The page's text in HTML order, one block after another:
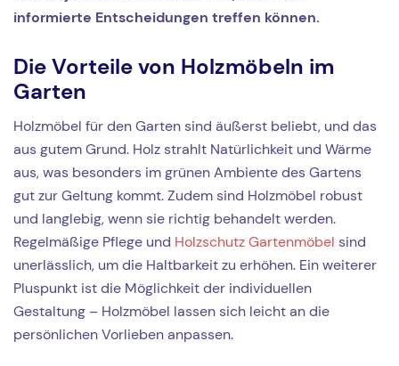
informierte Entscheidungen treffen können.
Die Vorteile von Holzmöbeln im
Garten
Holzmöbel für den Garten sind äußerst beliebt, und das
aus gutem Grund. Holz strahlt Natürlichkeit und Wärme
aus, was besonders im grünen Ambiente des Gartens
gut zur Geltung kommt. Zudem sind Holzmöbel robust
und langlebig, wenn sie richtig behandelt werden.
Regelmäßige Pflege und Holzschutz Gartenmöbel sind
unerlässlich, um die Haltbarkeit zu erhöhen. Ein weiterer
Pluspunkt ist die Möglichkeit der individuellen
Gestaltung – Holzmöbel lassen sich leicht an die
persönlichen Vorlieben anpassen.